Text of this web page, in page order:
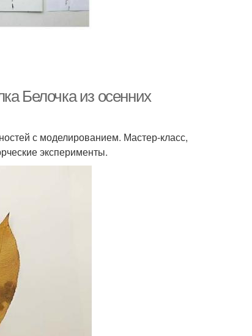
Белочка из осенних
с моделированием. Мастер-класс,
эксперименты.